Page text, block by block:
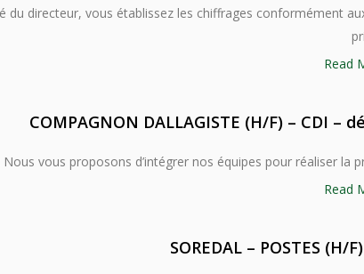
du directeur, vous établissez les chiffrages conformément
Read
COMPAGNON DALLAGISTE (H/F) – CDI –
vous proposons d’intégrer nos équipes pour réaliser la
Read
SOREDAL – POSTES (H/